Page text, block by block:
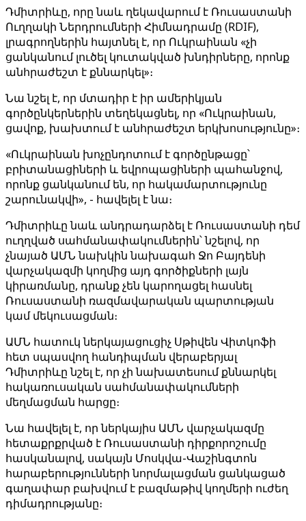
Դմիտրիևը, որը նաև ղեկավարում է Ռուսաստանի
Ուղղակի Ներդրումների Հիմնադրամը (RDIF),
լրագրողներին հայտնել է, որ Ուկրաինան «չի
ցանկանում լուծել կուտակված խնդիրները, որոնք
անհրաժեշտ է քննարկել»։
Նա նշել է, որ մտադիր է իր ամերիկյան
գործընկերներին տեղեկացնել, որ «Ուկրաինան,
ցավոք, խախտում է անհրաժեշտ երկխոսությունը»։
«Ուկրաինան խոչընդոտում է գործընթացը՝
բրիտանացիների և եվրոպացիների պահանջով,
որոնք ցանկանում են, որ հակամարտությունը
շարունակվի», - հավելել է նա։
Դմիտրիևը նաև անդրադարձել է Ռուսաստանի դեմ
ուղղված սահմանափակումներին՝ նշելով, որ
չնայած ԱՄՆ նախկին նախագահ Ջո Բայդենի
վարչակազմի կողմից այդ գործիքների լայն
կիրառմանը, դրանք չեն կարողացել հասնել
Ռուսաստանի ռազմավարական պարտության
կամ մեկուսացման։
ԱՄՆ հատուկ ներկայացուցիչ Սթիվեն Վիտկոֆի
հետ սպասվող հանդիպման վերաբերյալ
Դմիտրիևը նշել է, որ չի նախատեսում քննարկել
հակառուսական սահմանափակումների
մեղմացման հարցը։
Նա հավելել է, որ ներկայիս ԱՄՆ վարչակազմը
հետաքրքրված է Ռուսաստանի դիրքորոշումը
հասկանալով, սակայն Մոսկվա-Վաշինգտոն
հարաբերությունների նորմալացման ցանկացած
գաղափար բախվում է բազմաթիվ կողմերի ուժեղ
դիմադրությանը։